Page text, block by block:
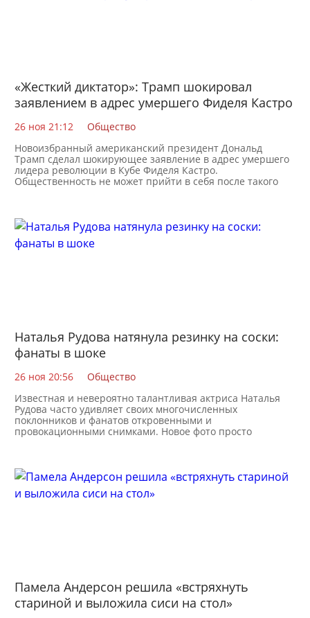
«Жесткий диктатор»: Трамп шокировал
заявлением в адрес умершего Фиделя Кастро
26 ноя 21:12
Общество
Новоизбранный американский президент Дональд
Трамп сделал шокирующее заявление в адрес умершего
лидера революции в Кубе Фиделя Кастро.
Общественность не может прийти в себя после такого
Наталья Рудова натянула резинку на соски:
фанаты в шоке
26 ноя 20:56
Общество
Известная и невероятно талантливая актриса Наталья
Рудова часто удивляет своих многочисленных
поклонников и фанатов откровенными и
провокационными снимками. Новое фото просто
Памела Андерсон решила «встряхнуть
стариной и выложила сиси на стол»